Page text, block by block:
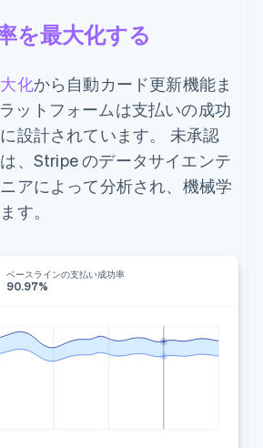
を最大化する
化から自動カード更新機能ま
ットフォームは支払いの成功
設計されています。 未承認
、Stripe のデータサイエンテ
アによって分析され、機械学
す。
ベースラインの支払い成功率
90.97%